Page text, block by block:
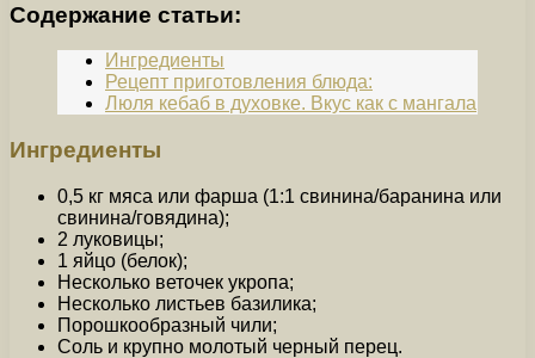
Содержание статьи:
Ингредиенты
Рецепт приготовления блюда:
Люля кебаб в духовке. Вкус как с мангала
Ингредиенты
0,5 кг мяса или фарша (1:1 свинина/баранина или
свинина/говядина);
2 луковицы;
1 яйцо (белок);
Несколько веточек укропа;
Несколько листьев базилика;
Порошкообразный чили;
Соль и крупно молотый черный перец.